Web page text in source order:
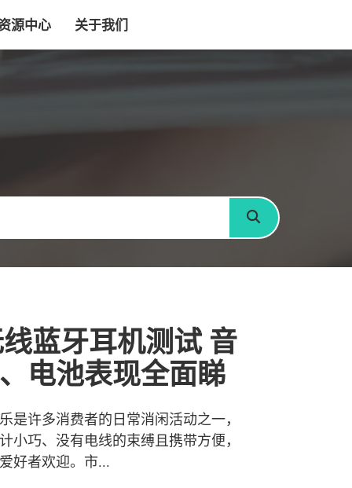
源中心 关于我们
搜寻
蓝牙耳机测试 音
电池表现全面睇
是许多消费者的日常消闲活动之一，
小巧、没有电线的束缚且携带方便，
好者欢迎。市...